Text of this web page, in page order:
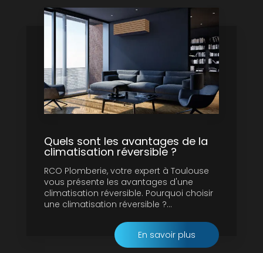
Quels sont les avantages de la
climatisation réversible ?
RCO Plomberie, votre expert à Toulouse
vous présente les avantages d'une
climatisation réversible. Pourquoi choisir
une climatisation réversible ?...
En savoir plus